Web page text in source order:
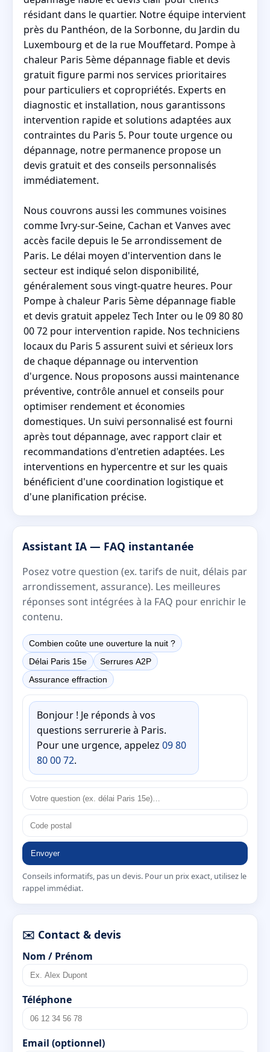
résidant dans le quartier. Notre équipe intervient
près du Panthéon, de la Sorbonne, du Jardin du
Luxembourg et de la rue Mouffetard. Pompe à
chaleur Paris 5ème dépannage fiable et devis
gratuit figure parmi nos services prioritaires
pour particuliers et copropriétés. Experts en
diagnostic et installation, nous garantissons
intervention rapide et solutions adaptées aux
contraintes du Paris 5. Pour toute urgence ou
dépannage, notre permanence propose un
devis gratuit et des conseils personnalisés
immédiatement.
Nous couvrons aussi les communes voisines
comme Ivry-sur-Seine, Cachan et Vanves avec
accès facile depuis le 5e arrondissement de
Paris. Le délai moyen d'intervention dans le
secteur est indiqué selon disponibilité,
généralement sous vingt-quatre heures. Pour
Pompe à chaleur Paris 5ème dépannage fiable
et devis gratuit appelez Tech Inter ou le 09 80 80
00 72 pour intervention rapide. Nos techniciens
locaux du Paris 5 assurent suivi et sérieux lors
de chaque dépannage ou intervention
d'urgence. Nous proposons aussi maintenance
préventive, contrôle annuel et conseils pour
optimiser rendement et économies
domestiques. Un suivi personnalisé est fourni
après tout dépannage, avec rapport clair et
recommandations d'entretien adaptées. Les
interventions en hypercentre et sur les quais
bénéficient d'une coordination logistique et
d'une planification précise.
Assistant IA — FAQ instantanée
Posez votre question (ex. tarifs de nuit, délais par
arrondissement, assurance). Les meilleures
réponses sont intégrées à la FAQ pour enrichir le
contenu.
Combien coûte une ouverture la nuit ?
Délai Paris 15e
Serrures A2P
Assurance effraction
Bonjour ! Je réponds à vos
questions serrurerie à Paris.
Pour une urgence, appelez 09 80
80 00 72.
Envoyer
Conseils informatifs, pas un devis. Pour un prix exact, utilisez le
rappel immédiat.
✉️ Contact & devis
Nom / Prénom
Téléphone
Email (optionnel)